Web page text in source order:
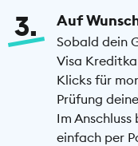
3 Auf
Sobald dein
Visa
Klicks für
Prüfung
Im
einfach per